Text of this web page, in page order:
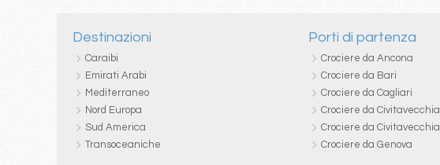
Destinazioni
Caraibi
Emirati Arabi
Mediterraneo
Nord Europa
Sud America
Transoceaniche
Porti di partenza
Crociere da Ancona
Crociere da Bari
Crociere da Cagliari
Crociere da Civitavecchia
Crociere da Civitavecchia
Crociere da Genova